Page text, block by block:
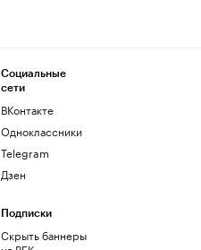
Социальные
сети
ВКонтакте
Одноклассники
Telegram
Дзен
Подписки
Скрыть баннеры